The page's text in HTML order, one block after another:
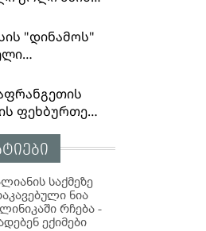
საქმეზე
ნია
რჩება -
ექიმები